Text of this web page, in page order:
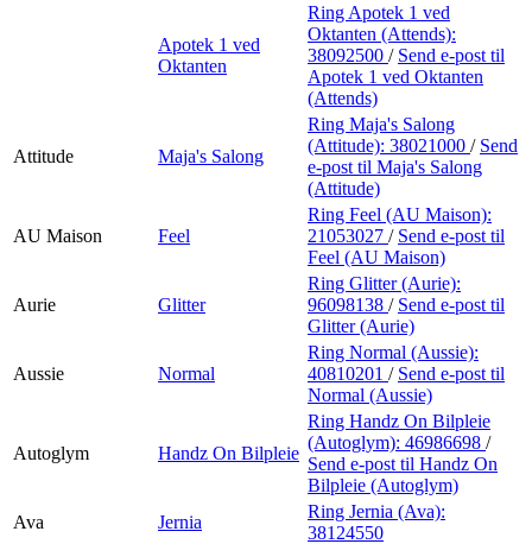
Apotek 1 ved
Oktanten
Ring Apotek 1 ved
Oktanten (Attends):
38092500 / Send e-post til
Apotek 1 ved Oktanten
(Attends)
Attitude Maja's Salong
Ring Maja's Salong
(Attitude): 38021000 / Send
e-post til Maja's Salong
(Attitude)
AU Maison Feel
Ring Feel (AU Maison):
21053027 / Send e-post til
Feel (AU Maison)
Aurie Glitter
Ring Glitter (Aurie):
96098138 / Send e-post til
Glitter (Aurie)
Aussie Normal
Ring Normal (Aussie):
40810201 / Send e-post til
Normal (Aussie)
Autoglym Handz On Bilpleie
Ring Handz On Bilpleie
(Autoglym): 46986698 /
Send e-post til Handz On
Bilpleie (Autoglym)
Ava
Jernia
Ring Jernia (Ava):
38124550